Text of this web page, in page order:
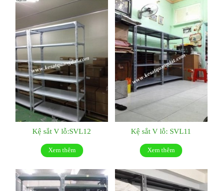
Kệ sắt V lỗ:SVL12
Xem thêm
Kệ sắt V lỗ: SVL11
Xem thêm